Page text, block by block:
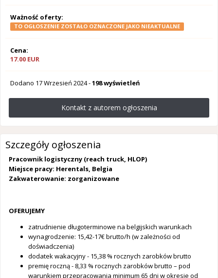
Ważność oferty:
TO OGŁOSZENIE ZOSTAŁO OZNACZONE JAKO NIEAKTUALNE
Cena:
17.00 EUR
Dodano 17 Wrzesień 2024-198 wyświetleń
Kontakt z autorem ogłoszenia
Szczegóły ogłoszenia
Pracownik logistyczny (reach truck, HLOP)
Miejsce pracy: Herentals, Belgia
Zakwaterowanie: zorganizowane
OFERUJEMY
zatrudnienie długoterminowe na belgijskich warunkach
wynagrodzenie: 15,42-17€ brutto/h (w zależności od
doświadczenia)
dodatek wakacyjny - 15,38 % rocznych zarobków brutto
premię roczną - 8,33 % rocznych zarobków brutto – pod
warunkiem przepracowania minimum 65 dni w okresie od